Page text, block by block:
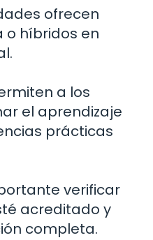
ofrecen
o híbridos en
a los
el aprendizaje
prácticas
verificar
acreditado y
completa.